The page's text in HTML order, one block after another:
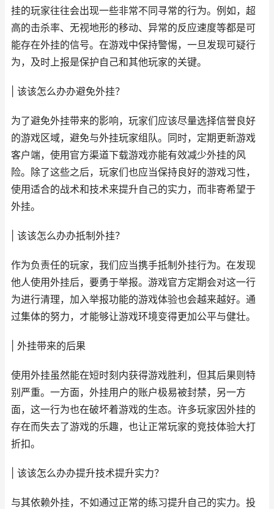
挂的玩家往往会出现一些非常不同寻常的行为。例如，超
高的击杀率、无视地形的移动、异常的反应速度等都是可
能存在外挂的信号。在游戏中保持警惕，一旦发现可疑行
为，及时上报是保护自己和其他玩家的关键。
| 该该怎么办办避免外挂？
为了避免外挂带来的影响，玩家们应该尽量选择信誉良好
的游戏区域，避免与外挂玩家组队。同时，定期更新游戏
客户端，使用官方渠道下载游戏亦能有效减少外挂的风
险。除了这些之后，玩家们也应当保持良好的游戏习性，
使用适合的战术和技术来提升自己的实力，而非寄希望于
外挂。
| 该该怎么办办抵制外挂？
作为负责任的玩家，我们应当携手抵制外挂行为。在发现
他人使用外挂后，要勇于举报。游戏官方定期会对这一行
为进行清理，加入举报功能的游戏体验也会越来越好。通
过集体的努力，才能够让游戏环境变得更加公平与健壮。
| 外挂带来的后果
使用外挂虽然能在短时刻内获得游戏胜利，但其后果则特
别严重。一方面，外挂用户的账户极易被封禁，另一方
面，这一行为也在破坏着游戏的生态。许多玩家因外挂的
存在而失去了游戏的乐趣，也让正常玩家的竞技体验大打
折扣。
| 该该怎么办办提升技术提升实力？
与其依赖外挂，不如通过正常的练习提升自己的实力。投